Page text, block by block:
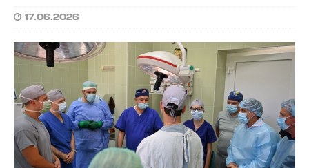
17.06.2026